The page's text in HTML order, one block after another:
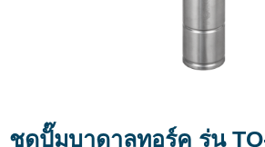
ชุดปั๊มบาดาลทอร์ค รุ่น